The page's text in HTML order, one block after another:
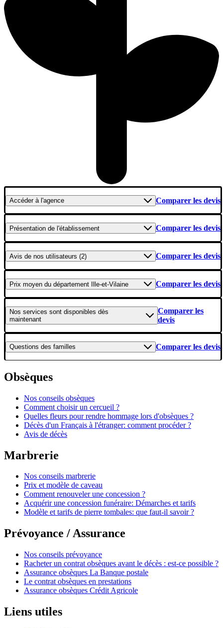
Accéderà l'agence Comparer les devis
Présentation de l'établissement Comparer les devis
Avis de nos utilisateurs (2) Comparer les devis
Prix moyen du département Ille-et-Vilaine Comparer les devis
Nos services sont disponibles dès
maintenant
Comparer les
devis
Questions des familles Comparer les devis
Obsèques
Nos conseils obsèques
Comment choisir un cercueil ?
Quelles fleurs pour rendre hommage lors d'obsèques ?
Décès d'un Français à l'étranger: comment procéder ?
Avis de décès
Marbrerie
Nos conseils marbrerie
Prix et modèle de caveau
Comment renouveler une concession ?
Acquérir une concession funéraire: Démarches et tarifs
Modèle et tarifs de pierre tombales: que faut-il savoir ?
Prévoyance / Assurance
Nos conseils prévoyance
Racheter un contrat obsèques avant le décès : est-ce possible ?
Assurance obsèques La Banque postale
Le contrat obsèques en prestations
Assurance obsèques Crédit Agricole
Liens utiles